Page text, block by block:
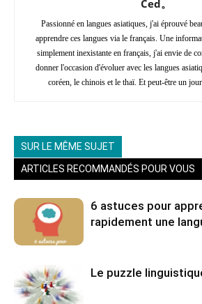
Ced。
Passionné en langues asiatiques, j'ai éprouvé
apprendre ces langues via le français. Une
simplement inexistante en français, j'ai envie de
donner l'occasion d'évoluer avec les langues
coréen, le chinois et le thaï. Et peut-être un jour
SUR LE MÊME SUJET
ARTICLES RECOMMANDÉS POUR VOUS
6 astuces pour
rapidement une
Le puzzle